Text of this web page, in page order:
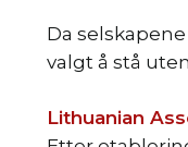
Da
valgt å stå
Lithuanian